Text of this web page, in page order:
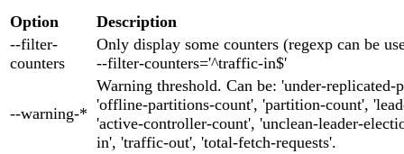
Option
Description
--filter-
counters
Only display some counters (regexp can be
--filter-counters='^traffic-in$'
--warning-*
Warning threshold. Can be: 'under-replicated-
'offline-partitions-count', 'partition-count',
'active-controller-count', 'unclean-leader-
in', 'traffic-out', 'total-fetch-requests'.